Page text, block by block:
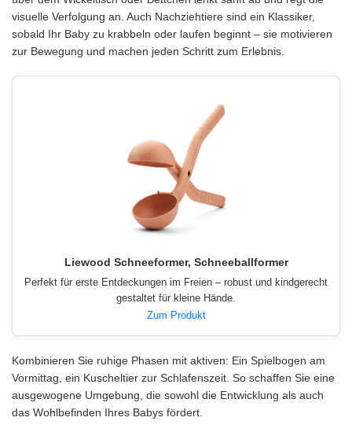
visuelle Verfolgung an. Auch Nachziehtiere sind ein Klassiker,
sobald Ihr Baby zu krabbeln oder laufen beginnt – sie motivieren
zur Bewegung und machen jeden Schritt zum Erlebnis.
Liewood Schneeformer, Schneeballformer
Perfekt für erste Entdeckungen im Freien – robust und kindgerecht
gestaltet für kleine Hände.
Zum Produkt
Kombinieren Sie ruhige Phasen mit aktiven: Ein Spielbogen am
Vormittag, ein Kuscheltier zur Schlafenszeit. So schaffen Sie eine
ausgewogene Umgebung, die sowohl die Entwicklung als auch
das Wohlbefinden Ihres Babys fördert.